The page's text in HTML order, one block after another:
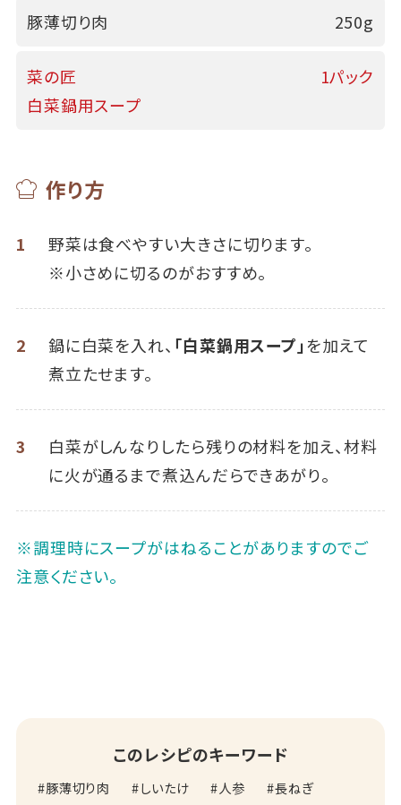
豚薄切り肉 250g
菜の匠
白菜鍋用スープ
1パック
作り方
1
野菜は食べやすい大きさに切ります。
※小さめに切るのがおすすめ。
2 鍋に白菜を入れ、 「白菜鍋用スープ」を加えて
煮立たせます。
3
白菜がしんなりしたら残りの材料を加え、材料
に火が通るまで煮込んだらできあがり。
※調理時にスープがはねることがありますのでご
注意ください。
このレシピのキーワード
豚薄切り肉 しいたけ 人参 長ねぎ